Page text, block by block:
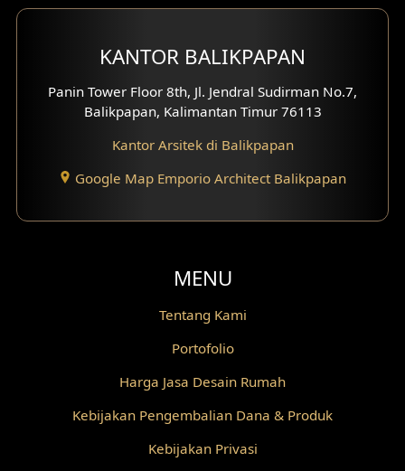
KANTOR BALIKPAPAN
Panin Tower Floor 8th, Jl. Jendral Sudirman No.7,
Balikpapan, Kalimantan Timur 76113
Kantor Arsitek di Balikpapan
Google Map Emporio Architect Balikpapan
MENU
Tentang Kami
Portofolio
Harga Jasa Desain Rumah
Kebijakan Pengembalian Dana & Produk
Kebijakan Privasi